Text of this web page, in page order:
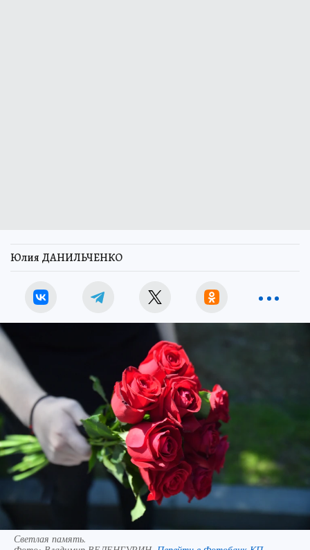
Юлия ДАНИЛЬЧЕНКО
Светлая память.